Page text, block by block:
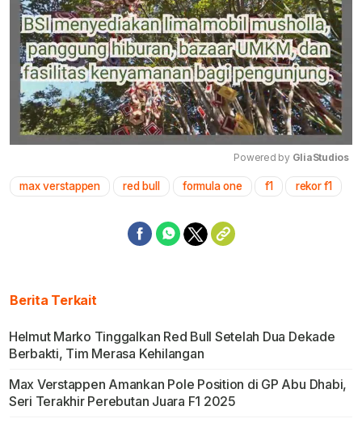
Mute
Powered by GliaStudios
max verstappen red bull formula one f1 rekor f1
Berita Terkait
Helmut Marko Tinggalkan Red Bull Setelah Dua Dekade
Berbakti, Tim Merasa Kehilangan
Max Verstappen Amankan Pole Position di GP Abu Dhabi,
Seri Terakhir Perebutan Juara F1 2025